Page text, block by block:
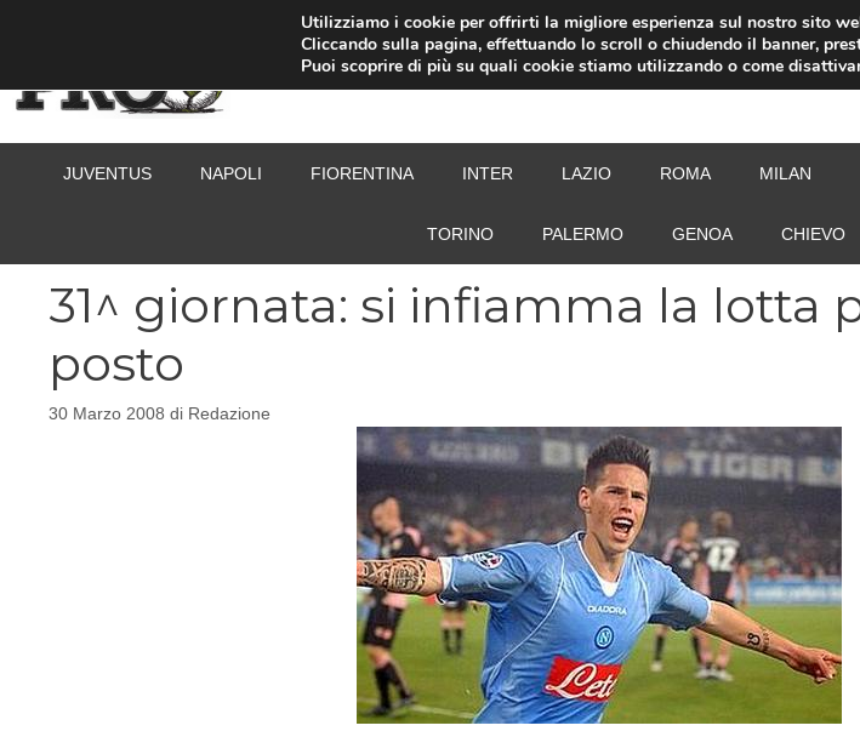
JUVENTUS NAPOLI FIORENTINA INTER LAZIO ROMA MILAN
TORINO PALERMO GENOA CHIEVO
31^ giornata: si infiamma la lotta
posto
30 Marzo 2008 di Redazione
Utilizziamo i cookie per offrirti la migliore esperienza sul nostro sito
Cliccando sulla pagina, effettuando lo scroll o chiudendo il banner,
Puoi scoprire di più su quali cookie stiamo utilizzando o come